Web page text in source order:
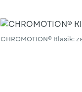
CHROMOTION® Klasik: